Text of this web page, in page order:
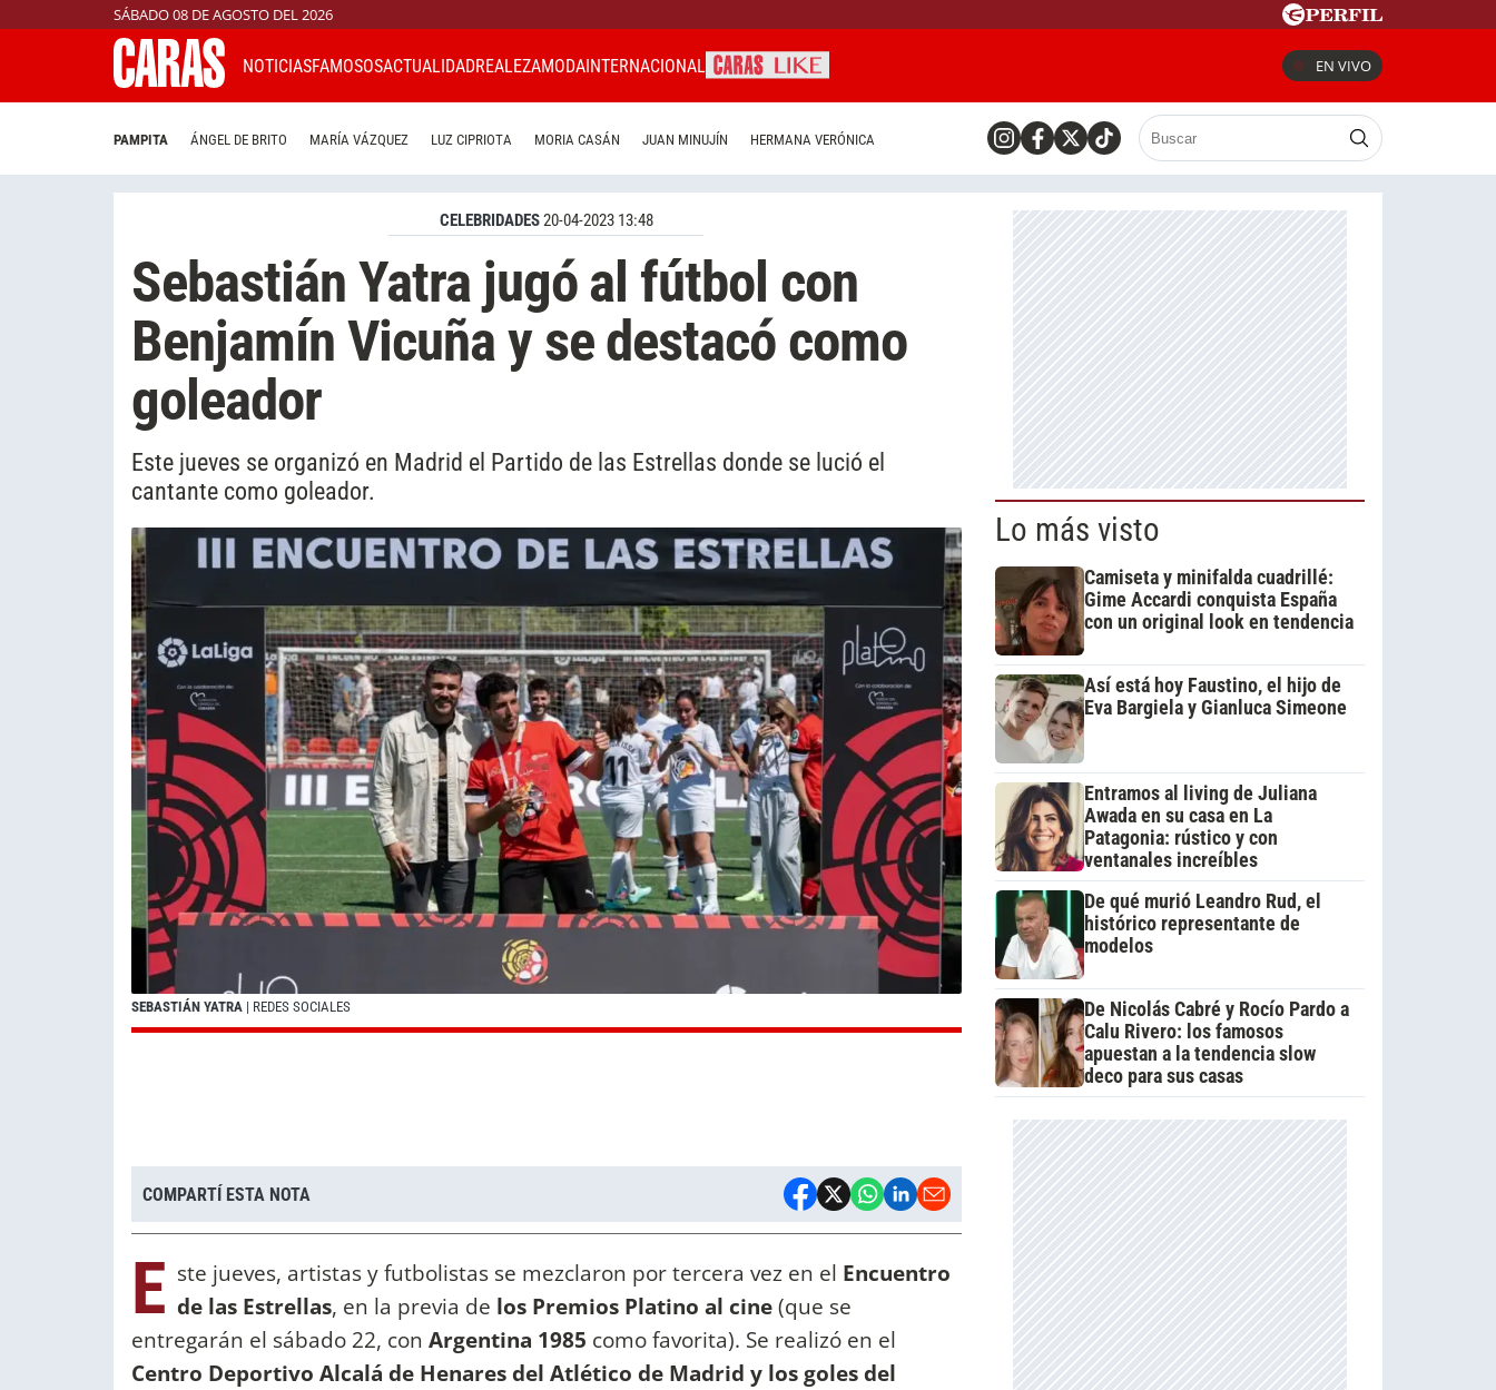
SÁBADO 08 DE AGOSTO DEL 2026
NOTICIASFAMOSOSACTUALIDADREALEZAMODAINTERNACIONAL EN VIVO
PAMPITA ÁNGEL DE BRITO MARÍA VÁZQUEZ LUZ CIPRIOTA MORIA CASÁN JUAN MINUJÍN HERMANA VERÓNICA
CELEBRIDADES20-04-2023 13:48
Sebastián Yatra jugó al fútbol con
Benjamín Vicuña y se destacó como
goleador
Este jueves se organizó en Madrid el Partido de las Estrellas donde se lució el
cantante como goleador.
SEBASTIÁN YATRA | REDES SOCIALES
COMPARTÍ ESTA NOTA
E ste jueves, artistas y futbolistas se mezclaron por tercera vez en el Encuentro
de las Estrellas, en la previa de los Premios Platino al cine(que se
entregarán el sábado 22, con Argentina 1985 como favorita). Se realizó en el
Centro Deportivo Alcalá de Henares del Atlético de Madrid y los goles del
Lo más visto
Camiseta y minifalda cuadrillé:
Gime Accardi conquista España
con un original look en tendencia
Así está hoy Faustino, el hijo de
Eva Bargiela y Gianluca Simeone
Entramos al living de Juliana
Awada en su casa en La
Patagonia: rústico y con
ventanales increíbles
De qué murió Leandro Rud, el
histórico representante de
modelos
De Nicolás Cabré y Rocío Pardo a
Calu Rivero: los famosos
apuestan a la tendencia slow
deco para sus casas